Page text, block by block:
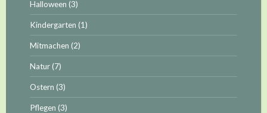
Halloween (3)
Kindergarten (1)
Mitmachen (2)
Natur(7)
Ostern (3)
Pflegen (3)